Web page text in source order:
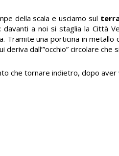
della scala e usciamo sul
a noi si staglia la Città
Tramite una porticina in metallo
deriva dall’”occhio” circolare
che tornare indietro, dopo aver